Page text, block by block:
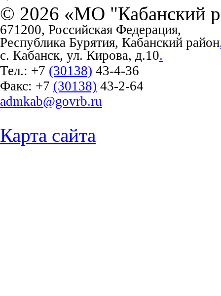
© 2026 «МО "Кабанский
671200, Российская Федерация,
Республика Бурятия, Кабанский район
с. Кабанск, ул. Кирова, д.10.
Тел.: +7 (30138) 43-4-36
Факс: +7 (30138) 43-2-64
admkab@govrb.ru
Карта сайта